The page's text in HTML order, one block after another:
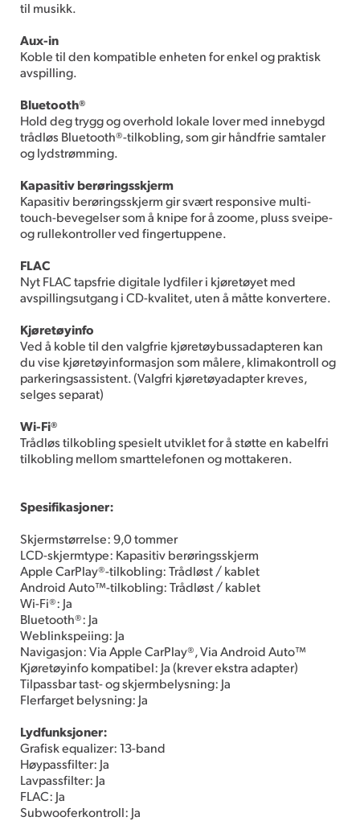
til musikk.
Aux-in
Koble til den kompatible enheten for enkel og praktisk
avspilling.
Bluetooth®
Hold deg trygg og overhold lokale lover med innebygd
trådløs Bluetooth®-tilkobling, som gir håndfrie samtaler
og lydstrømming.
Kapasitiv berøringsskjerm
Kapasitiv berøringsskjerm gir svært responsive multi-
touch-bevegelser som å knipe for å zoome, pluss sveipe-
og rullekontroller ved fingertuppene.
FLAC
Nyt FLAC tapsfrie digitale lydfiler i kjøretøyet med
avspillingsutgang i CD-kvalitet, uten å måtte konvertere.
Kjøretøyinfo
Ved å koble til den valgfrie kjøretøybussadapteren kan
du vise kjøretøyinformasjon som målere, klimakontroll og
parkeringsassistent. (Valgfri kjøretøyadapter kreves,
selges separat)
Wi-Fi®
Trådløs tilkobling spesielt utviklet for å støtte en kabelfri
tilkobling mellom smarttelefonen og mottakeren.
Spesifikasjoner:
Skjermstørrelse: 9,0 tommer
LCD-skjermtype: Kapasitiv berøringsskjerm
Apple CarPlay®-tilkobling: Trådløst / kablet
Android Auto™-tilkobling: Trådløst / kablet
Wi-Fi®: Ja
Bluetooth®: Ja
Weblinkspeiing: Ja
Navigasjon: Via Apple CarPlay®, Via Android Auto™
Kjøretøyinfo kompatibel: Ja (krever ekstra adapter)
Tilpassbar tast- og skjermbelysning: Ja
Flerfarget belysning: Ja
Lydfunksjoner:
Grafisk equalizer: 13-band
Høypassfilter: Ja
Lavpassfilter: Ja
FLAC: Ja
Subwooferkontroll: Ja